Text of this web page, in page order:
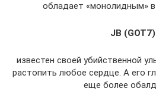
обладает «монолидным»
JB (GOT7)
известен своей убийственной
растопить любое сердце. А его
еще более